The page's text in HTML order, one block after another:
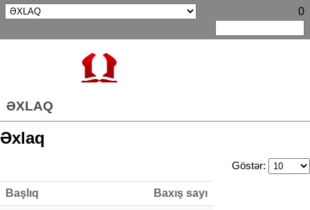
0
ƏXLAQ
Əxlaq
Göstər:
Başlıq Baxış sayı